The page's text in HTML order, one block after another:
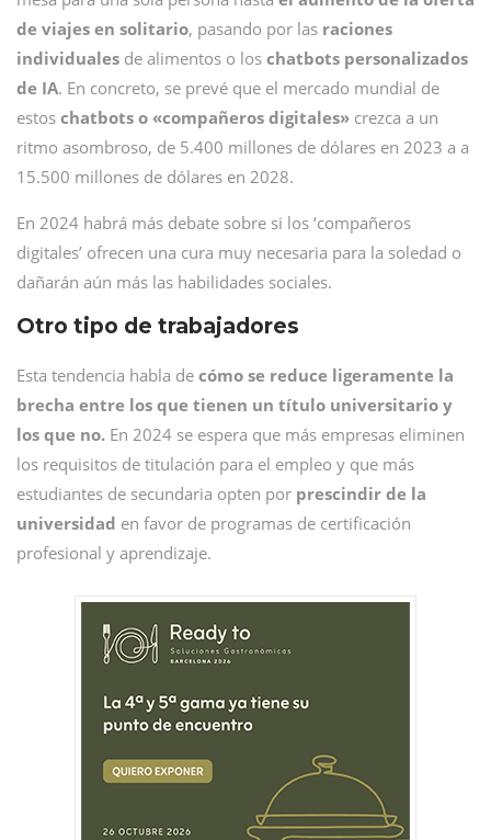
de viajes en solitario, pasando por las raciones
individuales de alimentos o los chatbots personalizados
de IA. En concreto, se prevé que el mercado mundial de
estos chatbots o «compañeros digitales» crezca a un
ritmo asombroso, de 5.400 millones de dólares en 2023 a a
15.500 millones de dólares en 2028.
En 2024 habrá más debate sobre si los ‘compañeros
digitales’ ofrecen una cura muy necesaria para la soledad o
dañarán aún más las habilidades sociales.
Otro tipo de trabajadores
Esta tendencia habla de cómo se reduce ligeramente la
brecha entre los que tienen un título universitario y
los que no. En 2024 se espera que más empresas eliminen
los requisitos de titulación para el empleo y que más
estudiantes de secundaria opten por prescindir de la
universidad en favor de programas de certificación
profesional y aprendizaje.